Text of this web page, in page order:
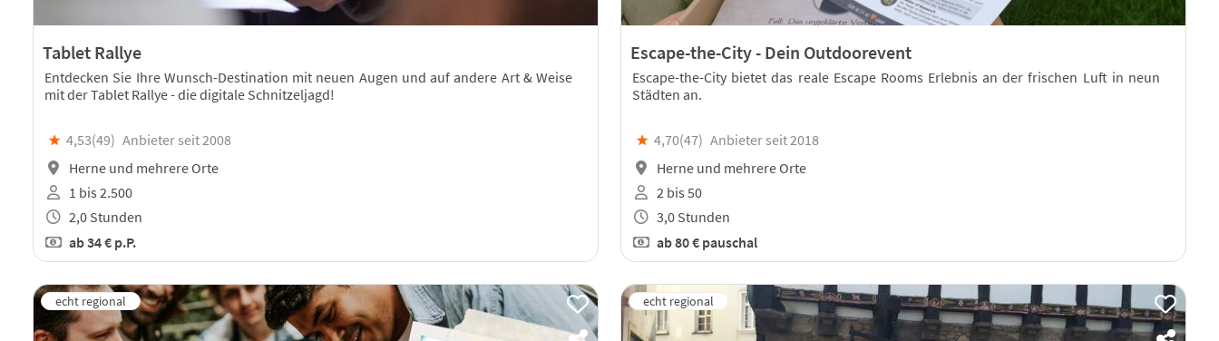
Tablet Rallye
Entdecken Sie Ihre Wunsch-Destination mit neuen Augen und auf andere Art & Weise
mit der Tablet Rallye - die digitale Schnitzeljagd!
★ 4,53(49) Anbieter seit 2008
Herne und mehrere Orte
1 bis 2.500
2,0 Stunden
ab34 € p.P.
Escape-the-City - Dein Outdoorevent
Escape-the-City bietet das reale Escape Rooms Erlebnis an der frischen Luft in neun
Städten an.
★ 4,70(47) Anbieter seit 2018
Herne und mehrere Orte
2 bis 50
3,0 Stunden
ab80 € pauschal